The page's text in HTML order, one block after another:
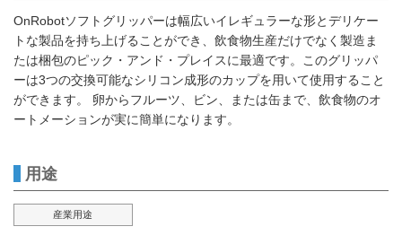
OnRobotソフトグリッパーは幅広いイレギュラーな形とデリケー
トな製品を持ち上げることができ、飲食物生産だけでなく製造ま
たは梱包のピック・アンド・プレイスに最適です。このグリッパ
ーは3つの交換可能なシリコン成形のカップを用いて使用すること
ができます。 卵からフルーツ、ビン、または缶まで、飲食物のオ
ートメーションが実に簡単になります。
用途
産業用途